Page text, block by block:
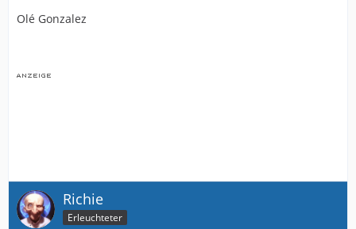
Olé Gonzalez
Richie
Erleuchteter